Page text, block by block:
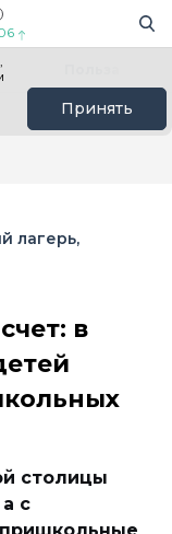
Принять
лагерь
в
столицы
с